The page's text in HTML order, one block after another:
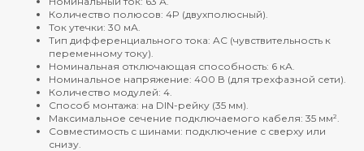
Количество полюсов: 4P (двухполюсный).
Ток утечки: 30 мА.
Тип дифференциального тока: AC (чувствительность к
переменному току).
Номинальная отключающая способность: 6 кА.
Номинальное напряжение: 400 В (для трехфазной сети).
Количество модулей: 4.
Способ монтажа: на DIN-рейку (35 мм).
Максимальное сечение подключаемого кабеля: 35 мм².
Совместимость с шинами: подключение с сверху или
снизу.